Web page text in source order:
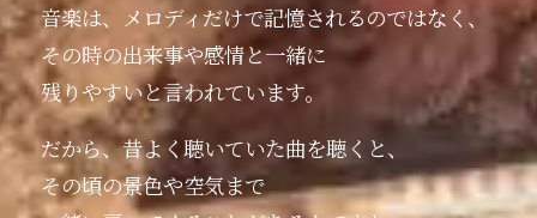
音楽は、メロディだけで記憶されるのではなく、
その時の出来事や感情と一緒に
残りやすいと言われています。
だから、昔よく聴いていた曲を聴くと、
その頃の景色や空気まで